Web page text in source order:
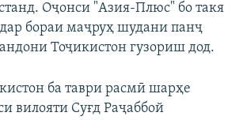
Оҷонси "Азия-Плюс" бо такя
бораи маҷруҳ шудани панҷ
Тоҷикистон гузориш дод.
ба таври расмӣ шарҳе
вилояти Суғд Раҷаббой